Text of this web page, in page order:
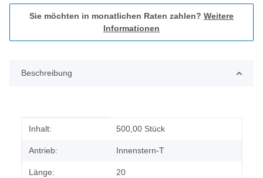
Sie möchten in monatlichen Raten zahlen? Weitere
Informationen
Beschreibung
Produkteigenschaft
Wert
Inhalt: 500,00 Stück
Antrieb: Innenstern-T
Länge: 20